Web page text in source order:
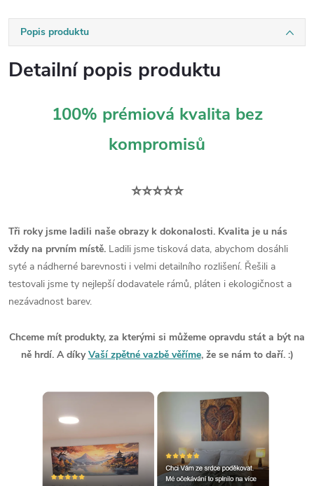
Popis produktu
Detailní popis produktu
100% prémiová kvalita bez
kompromisů
⭐⭐⭐⭐⭐
Tři roky jsme ladili naše obrazy k dokonalosti. Kvalita je u nás
vždy na prvním místě. Ladili jsme tisková data, abychom dosáhli
syté a nádherné barevnosti i velmi detailního rozlišení. Řešili a
testovali jsme ty nejlepší dodavatele rámů, pláten i ekologičnost a
nezávadnost barev.
Chceme mít produkty, za kterými si můžeme opravdu stát a být na
ně hrdí. A díkyVaší zpětné vazbě věříme, že se nám to daří. :)